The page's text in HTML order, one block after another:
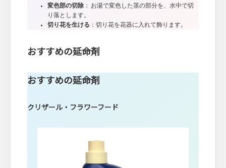
変色部の切除： お湯で変色した茎の部分を、水中で切
り落とします。
切り花を生ける ：切り花を花器に入れて飾ります。
おすすめの延命剤
おすすめの延命剤
クリザール・フラワーフード